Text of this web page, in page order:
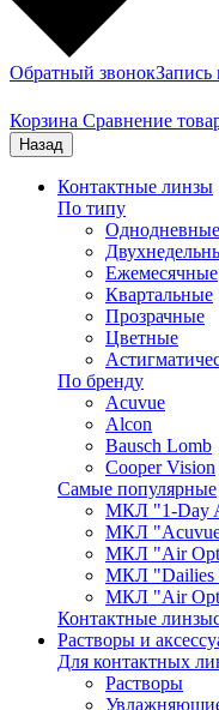
Обратный звонокЗапись
Корзина Сравнение
Назад
Контактные линзы
По типу
Однодневные
Ежемесячные
Квартальные
Прозрачные
Цветные
По бренду
Acuvue
Alcon
Bausch Lomb
Cooper Vision
Самые популярные
МКЛ "1-Day
МКЛ "Acuvue
МКЛ "Air
МКЛ "Dailies
МКЛ "Air
Контактные линзы
Растворы и
Для контактных
Растворы